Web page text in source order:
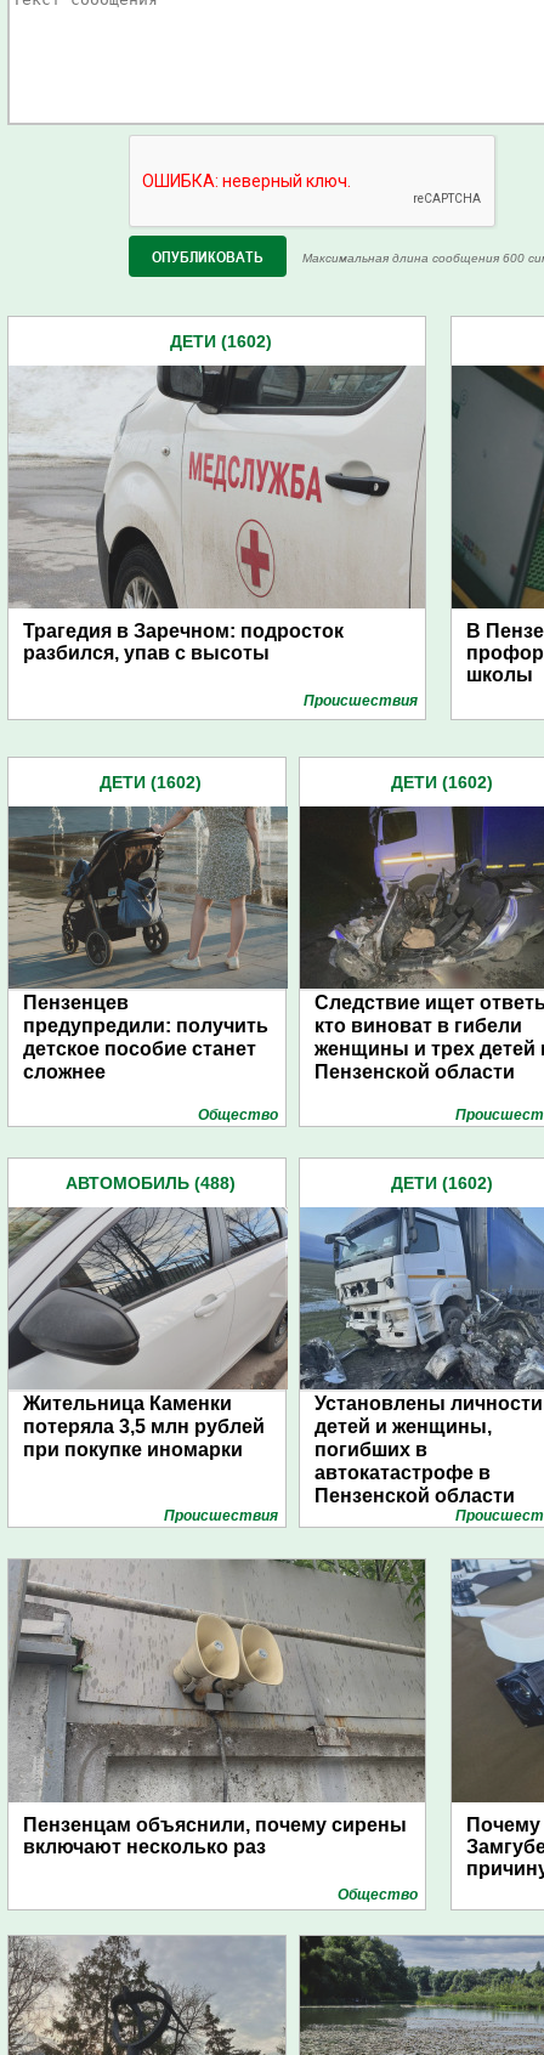
Максимальная длина сообщения 600
ДЕТИ (1602)
Трагедия в Заречном: подросток
разбился, упав с высоты
Проиcшествия
В
школы
ДЕТИ (1602)
Пензенцев
предупредили: получить
детское пособие станет
сложнее
Общество
ДЕТИ (1602)
Следствие ищет
кто виноват в гибели
женщины и трех детей
Пензенской области
АВТОМОБИЛЬ (488)
Жительница Каменки
потеряла 3,5 млн рублей
при покупке иномарки
Проиcшествия
ДЕТИ (1602)
Установлены личности
детей и женщины,
погибших в
автокатастрофе в
Пензенской области
Пензенцам объяснили, почему сирены
включают несколько раз
Общество